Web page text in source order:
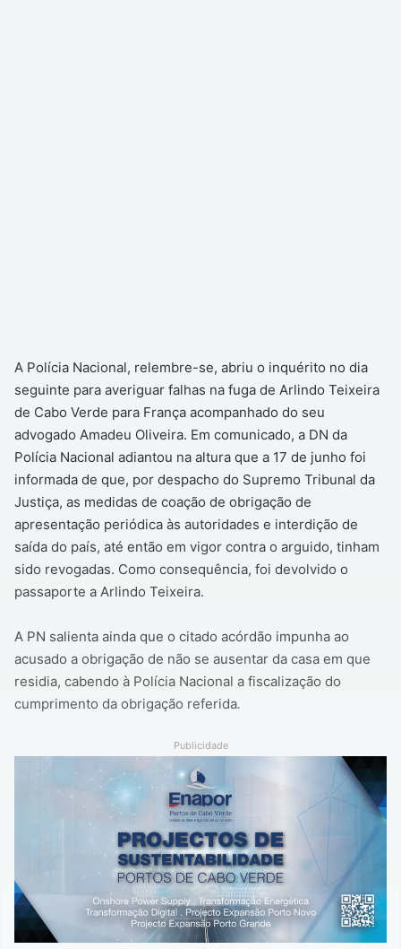
A Polícia Nacional, relembre-se, abriu o inquérito no dia
seguinte para averiguar falhas na fuga de Arlindo Teixeira
de Cabo Verde para França acompanhado do seu
advogado Amadeu Oliveira. Em comunicado, a DN da
Polícia Nacional adiantou na altura que a 17 de junho foi
informada de que, por despacho do Supremo Tribunal da
Justiça, as medidas de coação de obrigação de
apresentação periódica às autoridades e interdição de
saída do país, até então em vigor contra o arguido, tinham
sido revogadas. Como consequência, foi devolvido o
passaporte a Arlindo Teixeira.
A PN salienta ainda que o citado acórdão impunha ao
acusado a obrigação de não se ausentar da casa em que
residia, cabendo à Polícia Nacional a fiscalização do
cumprimento da obrigação referida.
Publicidade